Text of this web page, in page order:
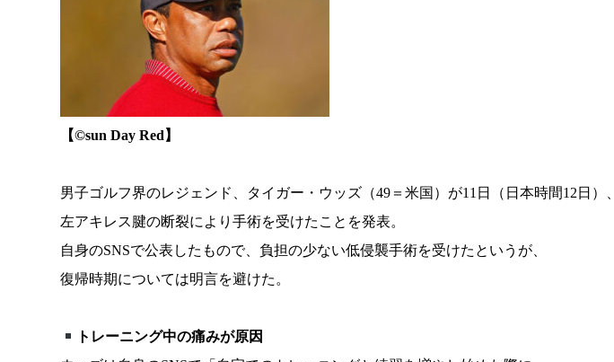
【©️sun Day Red】
男子ゴルフ界のレジェンド、タイガー・ウッズ（49＝米国）が11日（日本時間12日）、
左アキレス腱の断裂により手術を受けたことを発表。
自身のSNSで公表したもので、負担の少ない低侵襲手術を受けたというが、
復帰時期については明言を避けた。
トレーニング中の痛みが原因